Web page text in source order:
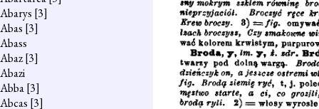
Abarys [3]
Abas [3]
Abass
Abaz[3]
Abazi
Abba[3]
Abcas [3]